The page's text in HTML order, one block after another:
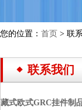
您的位置： 首页 > 联
联系我们
藏式欧式GRC挂件制